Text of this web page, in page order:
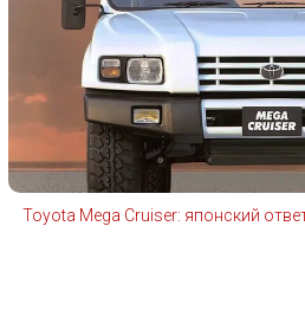
Toyota Mega Cruiser: японский